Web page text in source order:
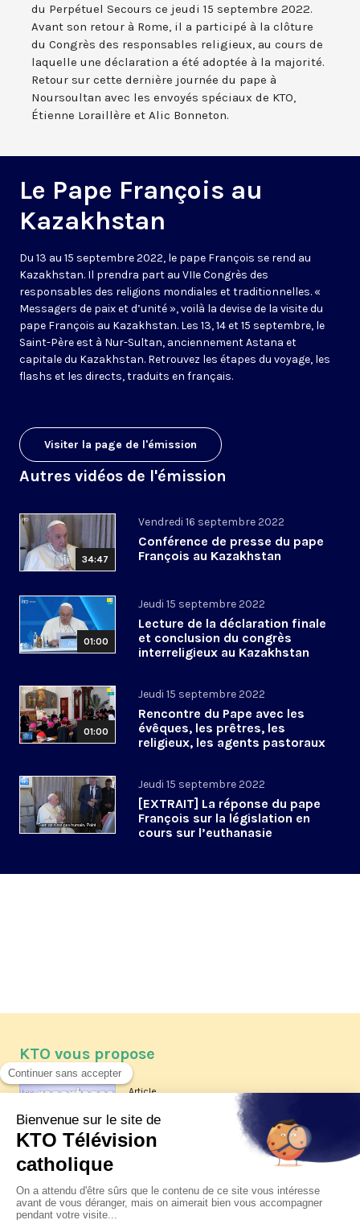
du Perpétuel Secours ce jeudi 15 septembre 2022.
Avant son retour à Rome, il a participé à la clôture
du Congrès des responsables religieux, au cours de
laquelle une déclaration a été adoptée à la majorité.
Retour sur cette dernière journée du pape à
Noursoultan avec les envoyés spéciaux de KTO,
Étienne Loraillère et Alic Bonneton.
Le Pape François au
Kazakhstan
Du 13 au 15 septembre 2022, le pape François se rend au
Kazakhstan. Il prendra part au VIIe Congrès des
responsables des religions mondiales et traditionnelles. «
Messagers de paix et d’unité », voilà la devise de la visite du
pape François au Kazakhstan. Les 13, 14 et 15 septembre, le
Saint-Père est à Nur-Sultan, anciennement Astana et
capitale du Kazakhstan. Retrouvez les étapes du voyage, les
flashs et les directs, traduits en français.
Visiter la page de l'émission
Autres vidéos de l'émission
34:47
Vendredi 16 septembre 2022
Conférence de presse du pape
François au Kazakhstan
01:00
Jeudi 15 septembre 2022
Lecture de la déclaration finale
et conclusion du congrès
interreligieux au Kazakhstan
01:00
Jeudi 15 septembre 2022
Rencontre du Pape avec les
évêques, les prêtres, les
religieux, les agents pastoraux
Jeudi 15 septembre 2022
[EXTRAIT] La réponse du pape
François sur la législation en
cours sur l’euthanasie
KTO vous propose
Article
Les reportages d'été 2026 de KTO
La visite pastorale du pape Léon
XIV à Assise à suivre sur KTO le
jeudi 6 août